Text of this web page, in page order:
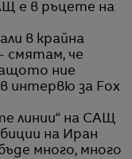
е в ръцете на
в крайна
смятам, че
ние
в интервю за Fox
линии“ на САЩ
на Иран
много, много